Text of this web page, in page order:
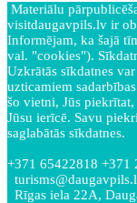
Materiālu
visitdaugavpils.lv ir
Informējam, ka šajā
val. "cookies").
Uzkrātās sīkdatnes
uzticamiem
šo vietni, Jūs
Jūsu ierīcē. Savu
saglabātās sīkdatnes.
+371 65422818 +371
Rīgas iela 22A,